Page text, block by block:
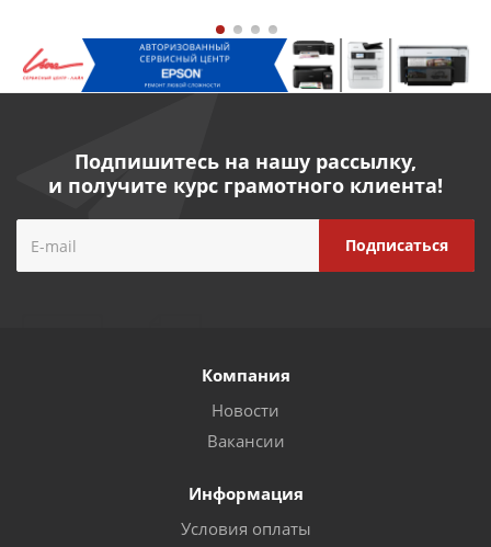
Подпишитесь на нашу рассылку,
и получите курс грамотного клиента!
Компания
Новости
Вакансии
Информация
Условия оплаты